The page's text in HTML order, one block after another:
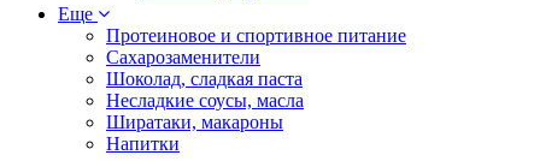
Еще
Протеиновое и спортивное питание
Сахарозаменители
Шоколад, сладкая паста
Несладкие соусы, масла
Ширатаки, макароны
Напитки